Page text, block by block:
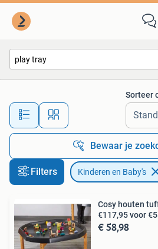
Alle afstanden…
Sorteer
Bewaar je
Filters Kinderen en Baby's
Cosy houten
€117,95 voor
€ 58,98